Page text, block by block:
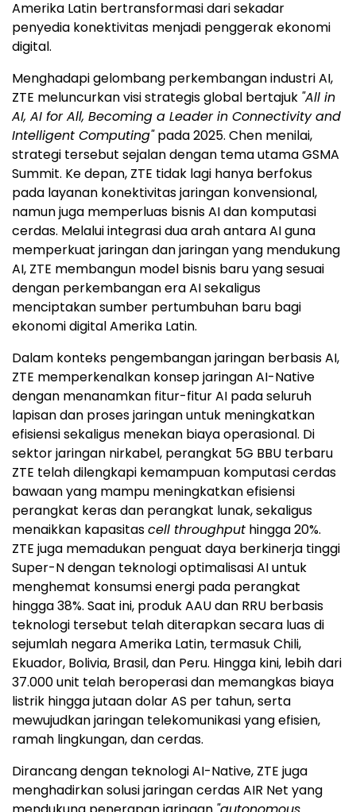
Amerika Latin bertransformasi dari sekadar
penyedia konektivitas menjadi penggerak ekonomi
digital.
Menghadapi gelombang perkembangan industri AI,
ZTE meluncurkan visi strategis global bertajuk "All in
AI, AI for All, Becoming a Leader in Connectivity and
Intelligent Computing"pada 2025. Chen menilai,
strategi tersebut sejalan dengan tema utama GSMA
Summit. Ke depan, ZTE tidak lagi hanya berfokus
pada layanan konektivitas jaringan konvensional,
namun juga memperluas bisnis AI dan komputasi
cerdas. Melalui integrasi dua arah antara AI guna
memperkuat jaringan dan jaringan yang mendukung
AI, ZTE membangun model bisnis baru yang sesuai
dengan perkembangan era AI sekaligus
menciptakan sumber pertumbuhan baru bagi
ekonomi digital Amerika Latin.
Dalam konteks pengembangan jaringan berbasis AI,
ZTE memperkenalkan konsep jaringan AI-Native
dengan menanamkan fitur-fitur AI pada seluruh
lapisan dan proses jaringan untuk meningkatkan
efisiensi sekaligus menekan biaya operasional. Di
sektor jaringan nirkabel, perangkat 5G BBU terbaru
ZTE telah dilengkapi kemampuan komputasi cerdas
bawaan yang mampu meningkatkan efisiensi
perangkat keras dan perangkat lunak, sekaligus
menaikkan kapasitascell throughput hingga 20%.
ZTE juga memadukan penguat daya berkinerja tinggi
Super-N dengan teknologi optimalisasi AI untuk
menghemat konsumsi energi pada perangkat
hingga 38%. Saat ini, produk AAU dan RRU berbasis
teknologi tersebut telah diterapkan secara luas di
sejumlah negara Amerika Latin, termasuk Chili,
Ekuador, Bolivia, Brasil, dan Peru. Hingga kini, lebih dari
37.000 unit telah beroperasi dan memangkas biaya
listrik hingga jutaan dolar AS per tahun, serta
mewujudkan jaringan telekomunikasi yang efisien,
ramah lingkungan, dan cerdas.
Dirancang dengan teknologi AI-Native, ZTE juga
menghadirkan solusi jaringan cerdas AIR Net yang